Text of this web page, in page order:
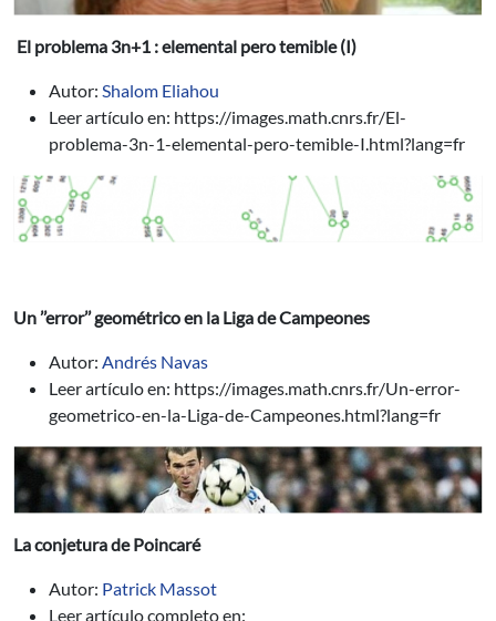
El problema 3n+1 : elemental pero temible (I)
Autor: Shalom Eliahou
Leer artículo en: https://images.math.cnrs.fr/El-
problema-3n-1-elemental-pero-temible-I.html?lang=fr
Un ’’error’’ geométrico en la Liga de Campeones
Autor: Andrés Navas
Leer artículo en: https://images.math.cnrs.fr/Un-error-
geometrico-en-la-Liga-de-Campeones.html?lang=fr
La conjetura de Poincaré
Autor: Patrick Massot
Leer artículo completo en: